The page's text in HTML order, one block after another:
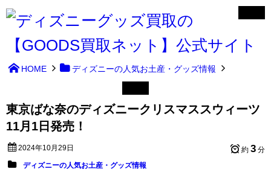
HOME ディズニーの人気お土産・グッズ情報
東京ばな奈のディズニークリスマススウィーツ
11月1日発売！
2024年10月29日 約 3 分
ディズニーの人気お土産・グッズ情報